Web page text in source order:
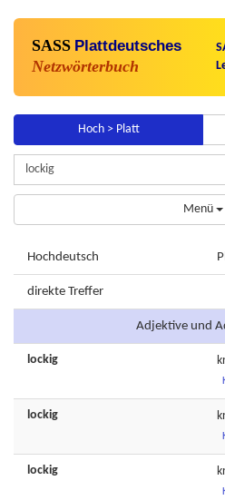
SASS Plattdeutsches
Netzwörterbuch
Hoch > Platt
Menü
Hochdeutsch
direkte Treffer
Adjektive und
lockig
lockig
lockig